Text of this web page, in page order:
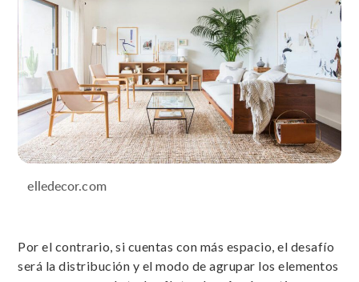
elledecor.com
Por el contrario, si cuentas con más espacio, el desafío
será la distribución y el modo de agrupar los elementos